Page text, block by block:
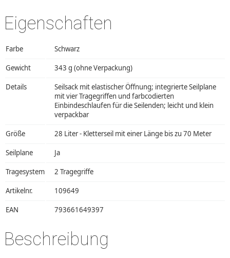
Eigenschaften
Farbe Schwarz
Gewicht 343 g (ohne Verpackung)
Details
Seilsack mit elastischer Öffnung; integrierte Seilplane
mit vier Tragegriffen und farbcodierten
Einbindeschlaufen für die Seilenden; leicht und klein
verpackbar
Größe 28 Liter - Kletterseil mit einer Länge bis zu 70 Meter
Seilplane Ja
Tragesystem 2 Tragegriffe
Artikelnr. 109649
EAN 793661649397
Beschreibung